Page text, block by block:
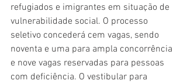
refugiados e imigrantes em situação de
vulnerabilidade social. O processo
seletivo concederá cem vagas, sendo
noventa e uma para ampla concorrência
e nove vagas reservadas para pessoas
com deficiência. O vestibular para